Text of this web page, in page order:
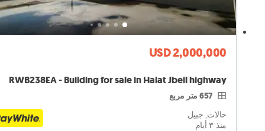
USD 2,000,000
RWB238EA - Building for sale in Halat Jbeil highway
657 متر مربع
حالات, جبيل
منذ ٣ أيام